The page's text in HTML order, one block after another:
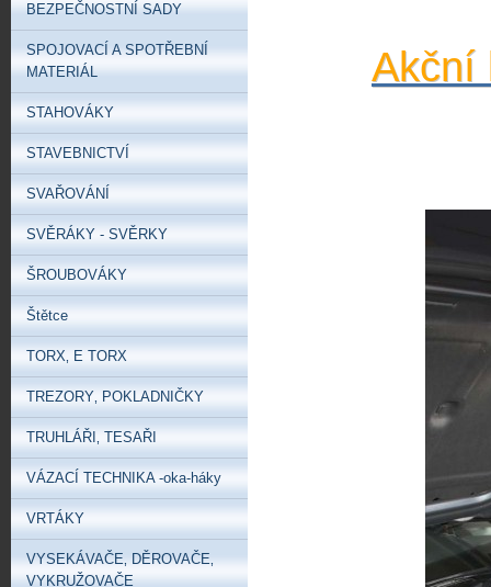
Akční
BEZPEČNOSTNÍ SADY
SPOJOVACÍ A SPOTŘEBNÍ
MATERIÁL
STAHOVÁKY
STAVEBNICTVÍ
SVAŘOVÁNÍ
SVĚRÁKY - SVĚRKY
ŠROUBOVÁKY
Štětce
TORX‚ E TORX
TREZORY‚ POKLADNIČKY
TRUHLÁŘI‚ TESAŘI
VÁZACÍ TECHNIKA -oka-háky
VRTÁKY
VYSEKÁVAČE‚ DĚROVAČE‚
VYKRUŽOVAČE